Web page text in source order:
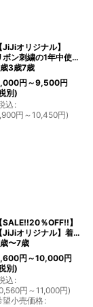
【JiJiオリジナル】
刺繍の1年中使えるスモッキングワンピース(オックスフォード)
3歳7歳
円 ～9,500円
別)
込 :
円 ～10,450円)
【SALE!!20％OFF!!】
【JiJiオリジナル】着心地の良い、前ボタンフォーマルワンピース
〜7歳
円 ～10,000円
別)
込 :
円 ～11,000円)
望小売価格: